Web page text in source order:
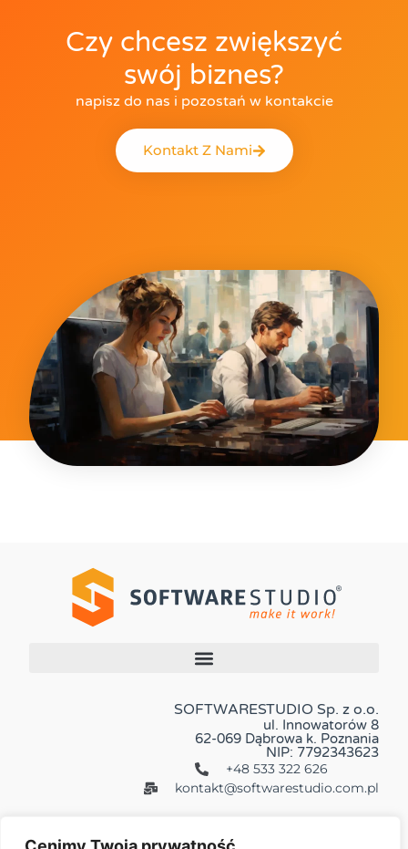
Czy chcesz zwiększyć
swój biznes?
napisz do nas i pozostań w kontakcie
Kontakt Z Nami
SOFTWARESTUDIO Sp. z o.o.
ul. Innowatorów 8
62-069 Dąbrowa k. Poznania
NIP: 7792343623
+48 533 322 626
kontakt@softwarestudio.com.pl